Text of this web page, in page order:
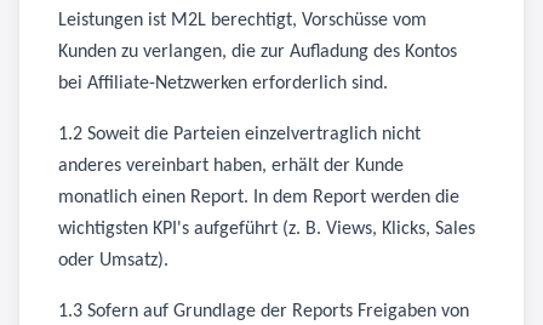
Leistungen ist M2L berechtigt, Vorschüsse vom
Kunden zu verlangen, die zur Aufladung des Kontos
bei Affiliate-Netzwerken erforderlich sind.
1.2 Soweit die Parteien einzelvertraglich nicht
anderes vereinbart haben, erhält der Kunde
monatlich einen Report. In dem Report werden die
wichtigsten KPI's aufgeführt (z. B. Views, Klicks, Sales
oder Umsatz).
1.3 Sofern auf Grundlage der Reports Freigaben von